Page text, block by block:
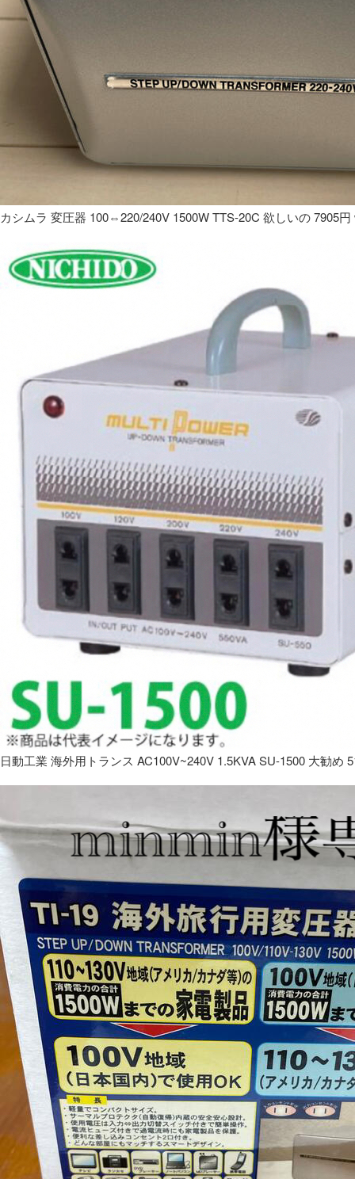
カシムラ 変圧器 100⇔220/240V 1500W TTS-20C 欲しいの 7905円
日動工業 海外用トランス AC100V~240V 1.5KVA SU-1500 大勧め